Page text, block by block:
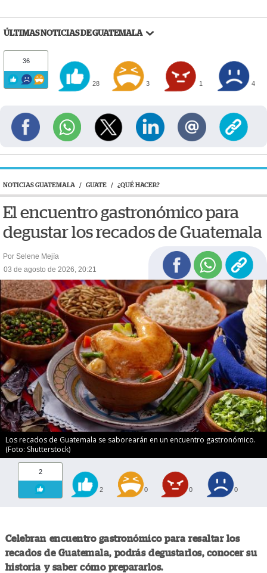
ÚLTIMAS NOTICIAS DE GUATEMALA
36
28 3 1 4
NOTICIAS GUATEMALA / GUATE / ¿QUÉ HACER?
El encuentro gastronómico para
degustar los recados de Guatemala
Por Selene Mejía
03 de agosto de 2026, 20:21
Los recados de Guatemala se saborearán en un encuentro gastronómico.
(Foto: Shutterstock)
2
2 0 0 0
Celebran encuentro gastronómico para resaltar los
recados de Guatemala, podrás degustarlos, conocer su
historia y saber cómo prepararlos.